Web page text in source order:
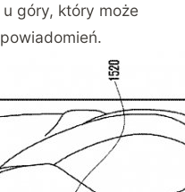
góry, który może